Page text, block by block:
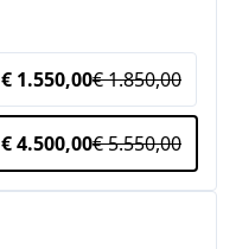
€ 1.550,00€ 1.850,00
€ 4.500,00€ 5.550,00